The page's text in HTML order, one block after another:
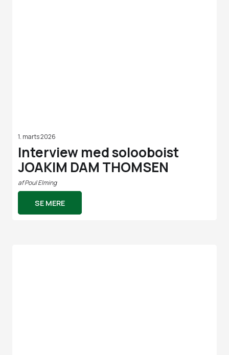
1. marts 2026
Interview med solooboist
JOAKIM DAM THOMSEN
afPoul Elming
SE MERE